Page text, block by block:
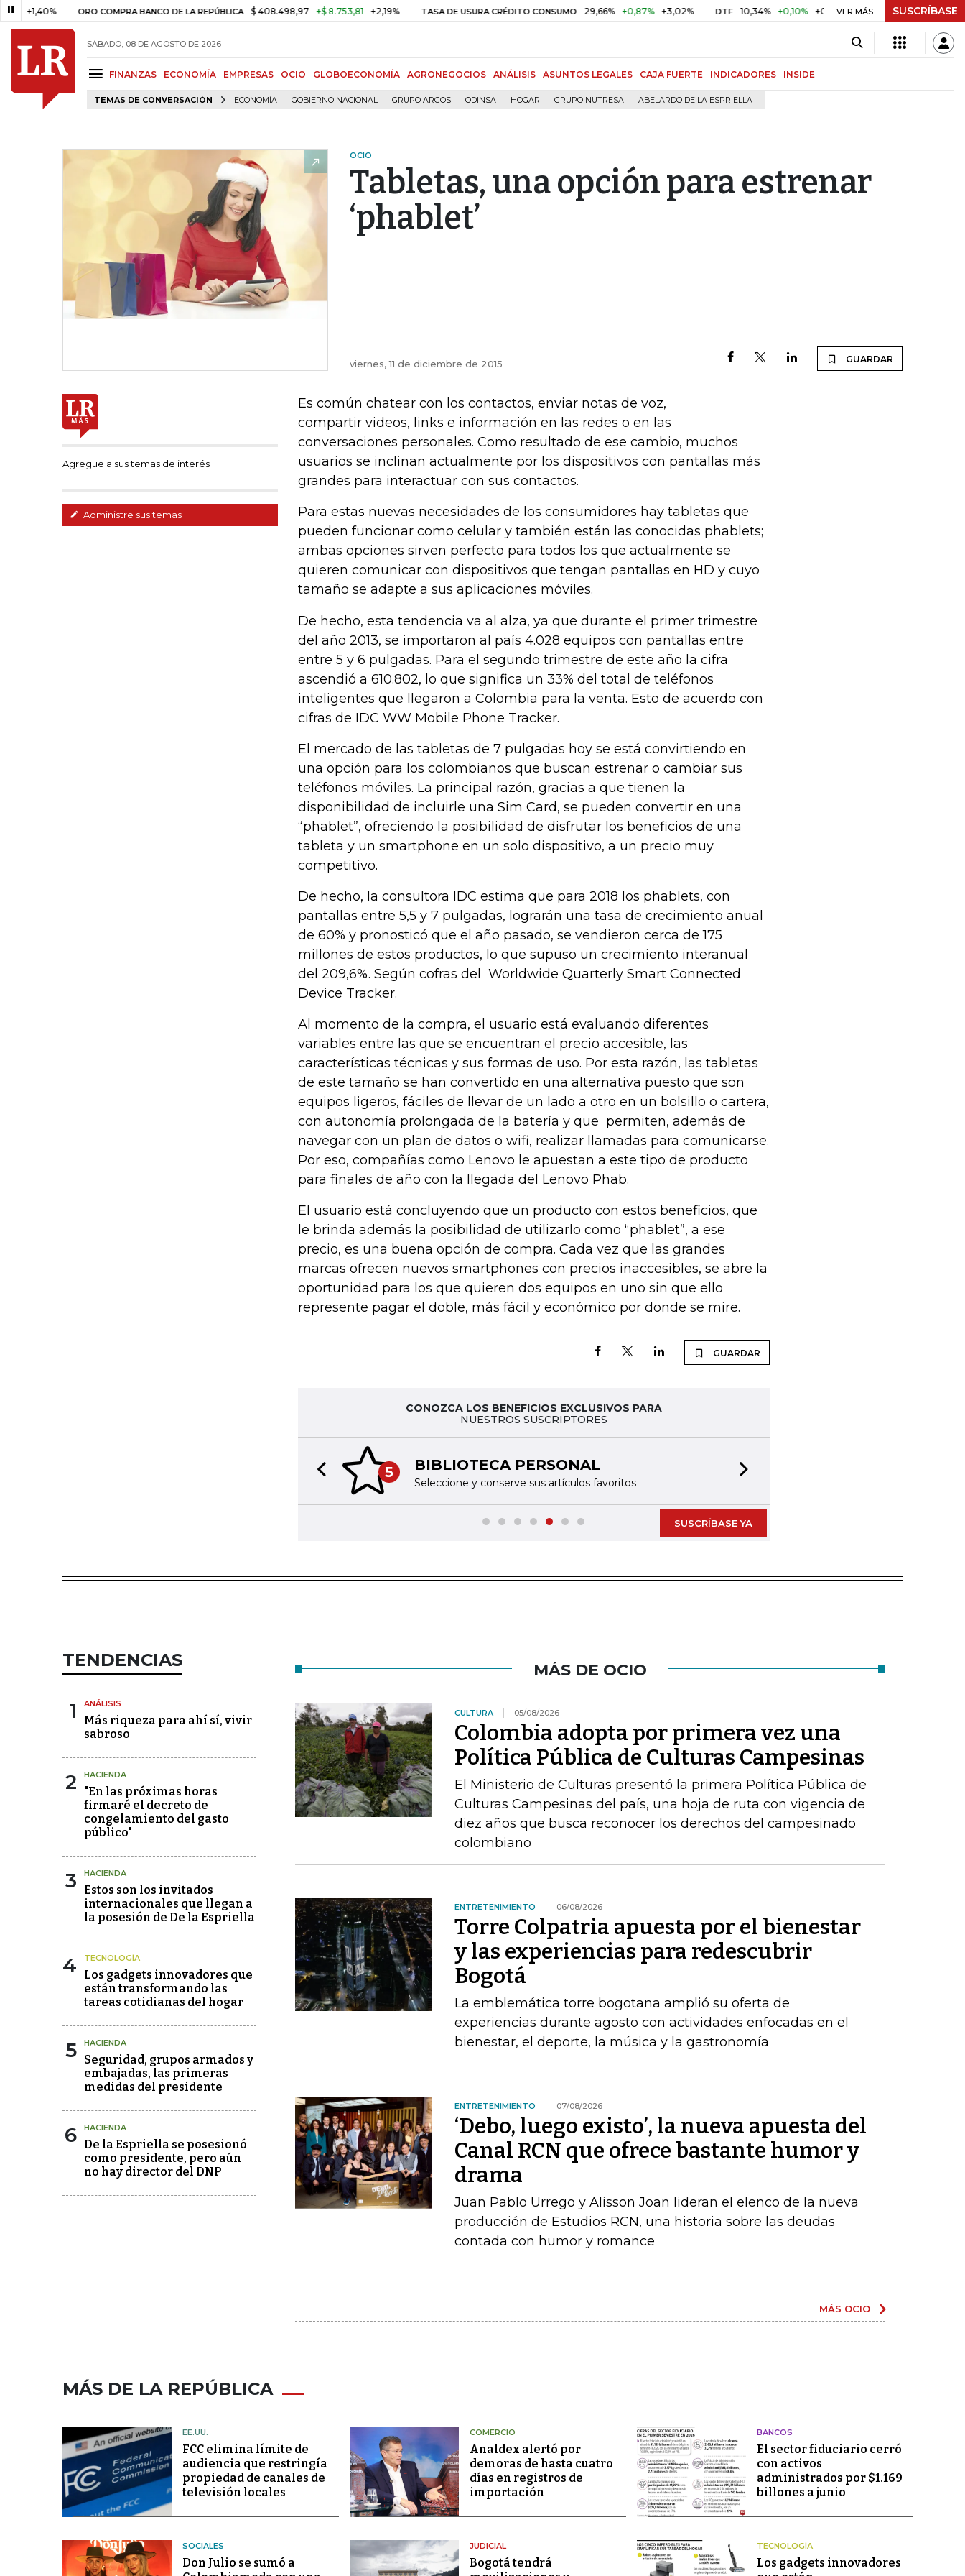
ORO COMPRA BANCO DE LA REPÚBLICA $ 408.498,97 +$ 8.753,81 +2,19% TASA DE USURA CRÉDITO CONSUMO 29,66% +0,87% +3,02% DTF 10,34% +0,10% +0,98% UVR $ 416,96 +$ 0,05
VER MÁS SUSCRÍBASE
SÁBADO, 08 DE AGOSTO DE 2026
FINANZAS ECONOMÍA EMPRESAS OCIO GLOBOECONOMÍA AGRONEGOCIOS ANÁLISIS ASUNTOS LEGALES CAJA FUERTE INDICADORES INSIDE
TEMAS DE CONVERSACIÓN ECONOMÍA GOBIERNO NACIONAL GRUPO ARGOS ODINSA HOGAR GRUPO NUTRESA ABELARDO DE LA ESPRIELLA
OCIO
Tabletas, una opción para estrenar
‘phablet’
viernes, 11 de diciembre de 2015 GUARDAR
Agregue a sus temas de interés
Administre sus temas
Es común chatear con los contactos, enviar notas de voz,
compartir videos, links e información en las redes o en las
conversaciones personales. Como resultado de ese cambio, muchos
usuarios se inclinan actualmente por los dispositivos con pantallas más
grandes para interactuar con sus contactos.
Para estas nuevas necesidades de los consumidores hay tabletas que
pueden funcionar como celular y también están las conocidas phablets;
ambas opciones sirven perfecto para todos los que actualmente se
quieren comunicar con dispositivos que tengan pantallas en HD y cuyo
tamaño se adapte a sus aplicaciones móviles.
De hecho, esta tendencia va al alza, ya que durante el primer trimestre
del año 2013, se importaron al país 4.028 equipos con pantallas entre
entre 5 y 6 pulgadas. Para el segundo trimestre de este año la cifra
ascendió a 610.802, lo que significa un 33% del total de teléfonos
inteligentes que llegaron a Colombia para la venta. Esto de acuerdo con
cifras de IDC WW Mobile Phone Tracker.
El mercado de las tabletas de 7 pulgadas hoy se está convirtiendo en
una opción para los colombianos que buscan estrenar o cambiar sus
teléfonos móviles. La principal razón, gracias a que tienen la
disponibilidad de incluirle una Sim Card, se pueden convertir en una
“phablet”, ofreciendo la posibilidad de disfrutar los beneficios de una
tableta y un smartphone en un solo dispositivo, a un precio muy
competitivo.
De hecho, la consultora IDC estima que para 2018 los phablets, con
pantallas entre 5,5 y 7 pulgadas, lograrán una tasa de crecimiento anual
de 60% y pronosticó que el año pasado, se vendieron cerca de 175
millones de estos productos, lo que supuso un crecimiento interanual
del 209,6%. Según cofras del Worldwide Quarterly Smart Connected
Device Tracker.
Al momento de la compra, el usuario está evaluando diferentes
variables entre las que se encuentran el precio accesible, las
características técnicas y sus formas de uso. Por esta razón, las tabletas
de este tamaño se han convertido en una alternativa puesto que son
equipos ligeros, fáciles de llevar de un lado a otro en un bolsillo o cartera,
con autonomía prolongada de la batería y que permiten, además de
navegar con un plan de datos o wifi, realizar llamadas para comunicarse.
Por eso, compañías como Lenovo le apuestan a este tipo de producto
para finales de año con la llegada del Lenovo Phab.
El usuario está concluyendo que un producto con estos beneficios, que
le brinda además la posibilidad de utilizarlo como “phablet”, a ese
precio, es una buena opción de compra. Cada vez que las grandes
marcas ofrecen nuevos smartphones con precios inaccesibles, se abre la
oportunidad para los que quieren dos equipos en uno sin que ello
represente pagar el doble, más fácil y económico por donde se mire.
GUARDAR
CONOZCA LOS BENEFICIOS EXCLUSIVOS PARA
NUESTROS SUSCRIPTORES
5 BIBLIOTECA PERSONAL
Seleccione y conserve sus artículos favoritos
Previous slide
SUSCRÍBASE YA
TENDENCIAS
1 ANÁLISIS
Más riqueza para ahí sí, vivir
sabroso
2 HACIENDA
"En las próximas horas
firmaré el decreto de
congelamiento del gasto
público"
3 HACIENDA
Estos son los invitados
internacionales que llegan a
la posesión de De la Espriella
4 TECNOLOGÍA
Los gadgets innovadores que
están transformando las
tareas cotidianas del hogar
5 HACIENDA
Seguridad, grupos armados y
embajadas, las primeras
medidas del presidente
6 HACIENDA
De la Espriella se posesionó
como presidente, pero aún
no hay director del DNP
MÁS DE OCIO
CULTURA 05/08/2026
Colombia adopta por primera vez una
Política Pública de Culturas Campesinas
El Ministerio de Culturas presentó la primera Política Pública de
Culturas Campesinas del país, una hoja de ruta con vigencia de
diez años que busca reconocer los derechos del campesinado
colombiano
ENTRETENIMIENTO 06/08/2026
Torre Colpatria apuesta por el bienestar
y las experiencias para redescubrir
Bogotá
La emblemática torre bogotana amplió su oferta de
experiencias durante agosto con actividades enfocadas en el
bienestar, el deporte, la música y la gastronomía
ENTRETENIMIENTO 07/08/2026
‘Debo, luego existo’, la nueva apuesta del
Canal RCN que ofrece bastante humor y
drama
Juan Pablo Urrego y Alisson Joan lideran el elenco de la nueva
producción de Estudios RCN, una historia sobre las deudas
contada con humor y romance
MÁS OCIO
MÁS DE LA REPÚBLICA
EE.UU.
FCC elimina límite de
audiencia que restringía
propiedad de canales de
televisión locales
COMERCIO
Analdex alertó por
demoras de hasta cuatro
días en registros de
importación
BANCOS
El sector fiduciario cerró
con activos
administrados por $1.169
billones a junio
SOCIALES
Don Julio se sumó a
JUDICIAL
Bogotá tendrá
TECNOLOGÍA
Los gadgets innovadores